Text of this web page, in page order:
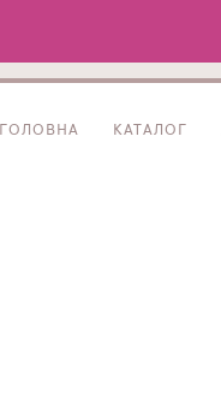
ГОЛОВНА КАТАЛОГ